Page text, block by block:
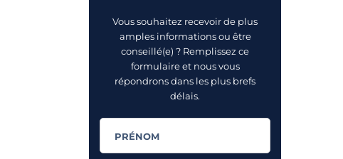
Vous souhaitez recevoir de plus
amples informations ou être
conseillé(e) ? Remplissez ce
formulaire et nous vous
répondrons dans les plus brefs
délais.